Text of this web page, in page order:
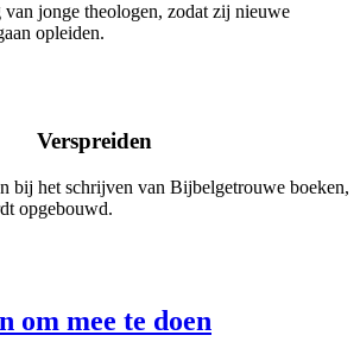
jonge theologen, zodat zij nieuwe
opleiden.
Verspreiden
bij het schrijven van Bijbelgetrouwe boeken,
opgebouwd.
om mee te doen